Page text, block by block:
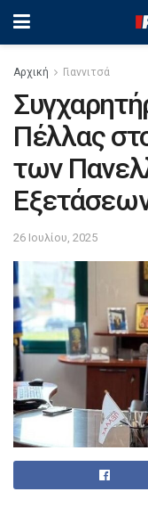
Αρχική Γιαννιτσά
Πέλλας
των
26 Ιουλίου, 2025